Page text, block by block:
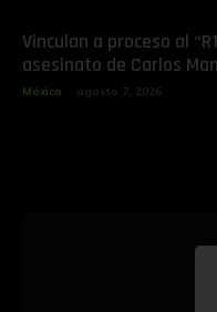
Vinculan a proceso al
asesinato de Carlos
México agosto 7, 2026